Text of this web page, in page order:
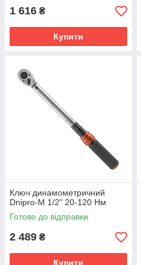
1 616 ₴
Купити
Ключ динамометричний
Dnipro-M 1/2" 20-120 Нм
Готово до відправки
2 489 ₴
Купити